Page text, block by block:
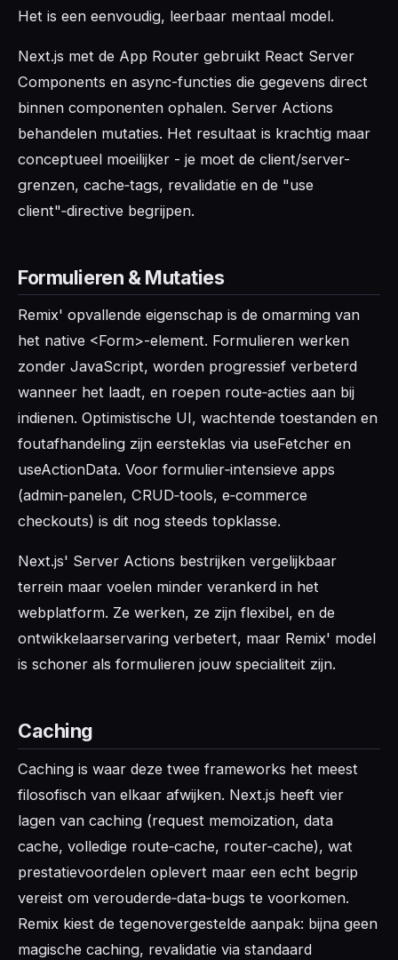
Het is een eenvoudig, leerbaar mentaal model.
Next.js met de App Router gebruikt React Server
Components en async-functies die gegevens direct
binnen componenten ophalen. Server Actions
behandelen mutaties. Het resultaat is krachtig maar
conceptueel moeilijker - je moet de client/server-
grenzen, cache‑tags, revalidatie en de "use
client"‑directive begrijpen.
Formulieren & Mutaties
Remix' opvallende eigenschap is de omarming van
het native <Form>-element. Formulieren werken
zonder JavaScript, worden progressief verbeterd
wanneer het laadt, en roepen route‑acties aan bij
indienen. Optimistische UI, wachtende toestanden en
foutafhandeling zijn eersteklas via useFetcher en
useActionData. Voor formulier‑intensieve apps
(admin‑panelen, CRUD‑tools, e‑commerce
checkouts) is dit nog steeds topklasse.
Next.js' Server Actions bestrijken vergelijkbaar
terrein maar voelen minder verankerd in het
webplatform. Ze werken, ze zijn flexibel, en de
ontwikkelaarservaring verbetert, maar Remix' model
is schoner als formulieren jouw specialiteit zijn.
Caching
Caching is waar deze twee frameworks het meest
filosofisch van elkaar afwijken. Next.js heeft vier
lagen van caching (request memoization, data
cache, volledige route‑cache, router‑cache), wat
prestatievoordelen oplevert maar een echt begrip
vereist om verouderde‑data‑bugs te voorkomen.
Remix kiest de tegenovergestelde aanpak: bijna geen
magische caching, revalidatie via standaard